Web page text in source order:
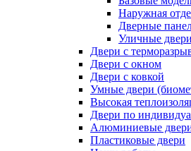
Наружная
Дверные
Уличные двери
Двери с
Двери с окном
Двери с ковкой
Умные двери
Высокая
Двери по
Алюминиевые
Пластиковые двери